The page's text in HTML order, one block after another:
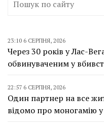
23:10 6 СЕРПНЯ, 2026
Через 30 років у Лас-
обвинуваченим у
22:57 6 СЕРПНЯ, 2026
Один партнер на все
відомо про моногамію